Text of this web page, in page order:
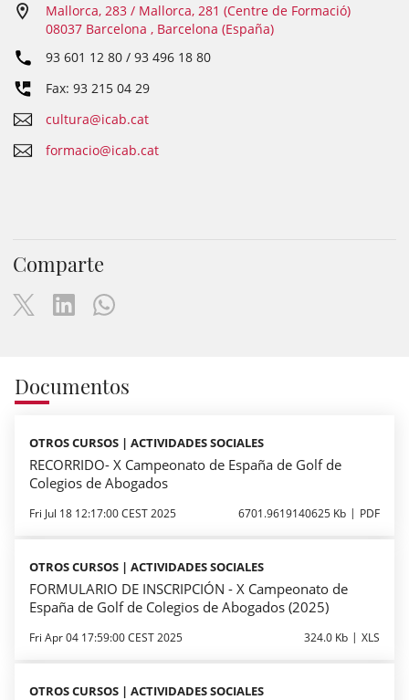
Mallorca, 283 / Mallorca, 281 (Centre de Formació)
08037 Barcelona , Barcelona (España)
93 601 12 80 / 93 496 18 80
Fax: 93 215 04 29
cultura@icab.cat
formacio@icab.cat
Comparte
Documentos
OTROS CURSOS | ACTIVIDADES SOCIALES
RECORRIDO- X Campeonato de España de Golf de
Colegios de Abogados
Fri Jul 18 12:17:00 CEST 2025 6701.9619140625 Kb PDF
OTROS CURSOS | ACTIVIDADES SOCIALES
FORMULARIO DE INSCRIPCIÓN - X Campeonato de
España de Golf de Colegios de Abogados (2025)
Fri Apr 04 17:59:00 CEST 2025 324.0 Kb XLS
OTROS CURSOS | ACTIVIDADES SOCIALES